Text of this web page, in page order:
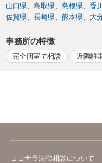
山口県
鳥取県 島根県 香
佐賀県
長崎県 熊本県 大
事務所の特徴
完全個室で相談 近隣駐
ココナラ法律相談について